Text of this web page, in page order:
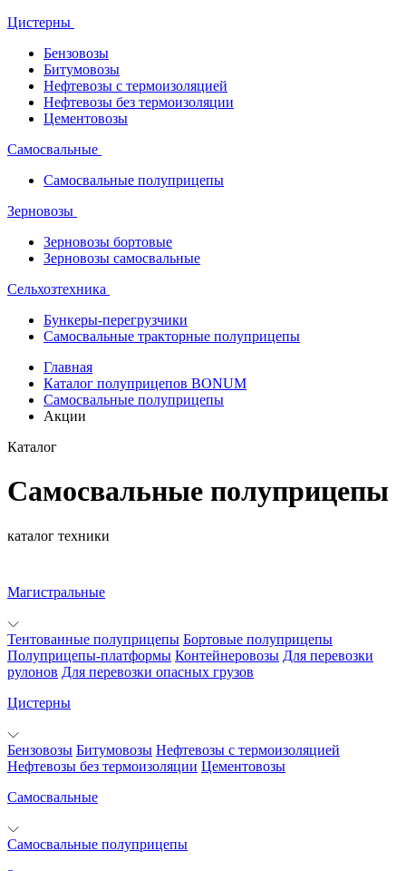
Цистерны
Бензовозы
Битумовозы
Нефтевозы с термоизоляцией
Нефтевозы без термоизоляции
Цементовозы
Самосвальные
Самосвальные полуприцепы
Зерновозы
Зерновозы бортовые
Зерновозы самосвальные
Сельхозтехника
Бункеры-перегрузчики
Самосвальные тракторные полуприцепы
Главная
Каталог полуприцепов BONUM
Самосвальные полуприцепы
Акции
Каталог
Самосвальные полуприцепы
каталог техники
Магистральные
Тентованные полуприцепы Бортовые полуприцепы
Полуприцепы-платформы Контейнеровозы Для перевозки
рулонов Для перевозки опасных грузов
Цистерны
Бензовозы Битумовозы Нефтевозы с термоизоляцией
Нефтевозы без термоизоляции Цементовозы
Самосвальные
Самосвальные полуприцепы